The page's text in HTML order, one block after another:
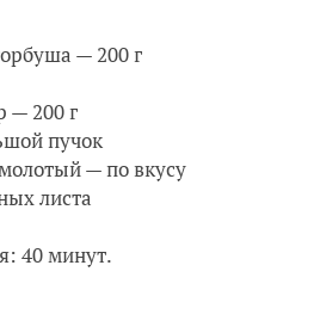
— 200 г
— 200 г
пучок
— по вкусу
листа
40 минут.